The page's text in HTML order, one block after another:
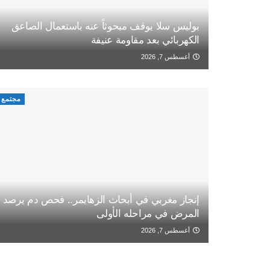
بوليس سلا يوقف مبحوثاً عنه باستعمال الصاعق
الكهربائي بعد مقاومة عنيفة
أغسطس 7, 2026
مجتمع
إنجاز مغربي في أبحاث الزهايمر.. فحص دم يرصد
المرض في مراحله الأولى
أغسطس 7, 2026